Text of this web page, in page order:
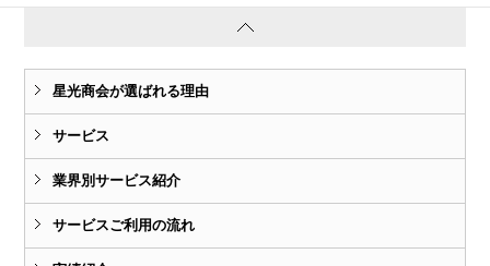
星光商会が選ばれる理由
サービス
業界別サービス紹介
サービスご利用の流れ